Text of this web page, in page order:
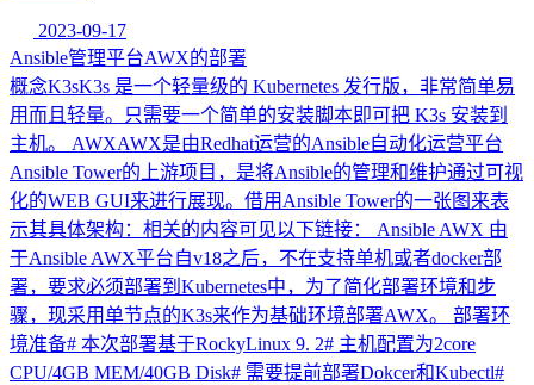
2023-09-17
Ansible管理平台AWX的部署
概念K3sK3s 是一个轻量级的 Kubernetes 发行版，非常简单易
用而且轻量。只需要一个简单的安装脚本即可把 K3s 安装到
主机。 AWXAWX是由Redhat运营的Ansible自动化运营平台
Ansible Tower的上游项目，是将Ansible的管理和维护通过可视
化的WEB GUI来进行展现。借用Ansible Tower的一张图来表
示其具体架构：相关的内容可见以下链接： Ansible AWX 由
于Ansible AWX平台自v18之后，不在支持单机或者docker部
署，要求必须部署到Kubernetes中，为了简化部署环境和步
骤，现采用单节点的K3s来作为基础环境部署AWX。 部署环
境准备# 本次部署基于RockyLinux 9. 2# 主机配置为2core
CPU/4GB MEM/40GB Disk# 需要提前部署Dokcer和Kubectl#